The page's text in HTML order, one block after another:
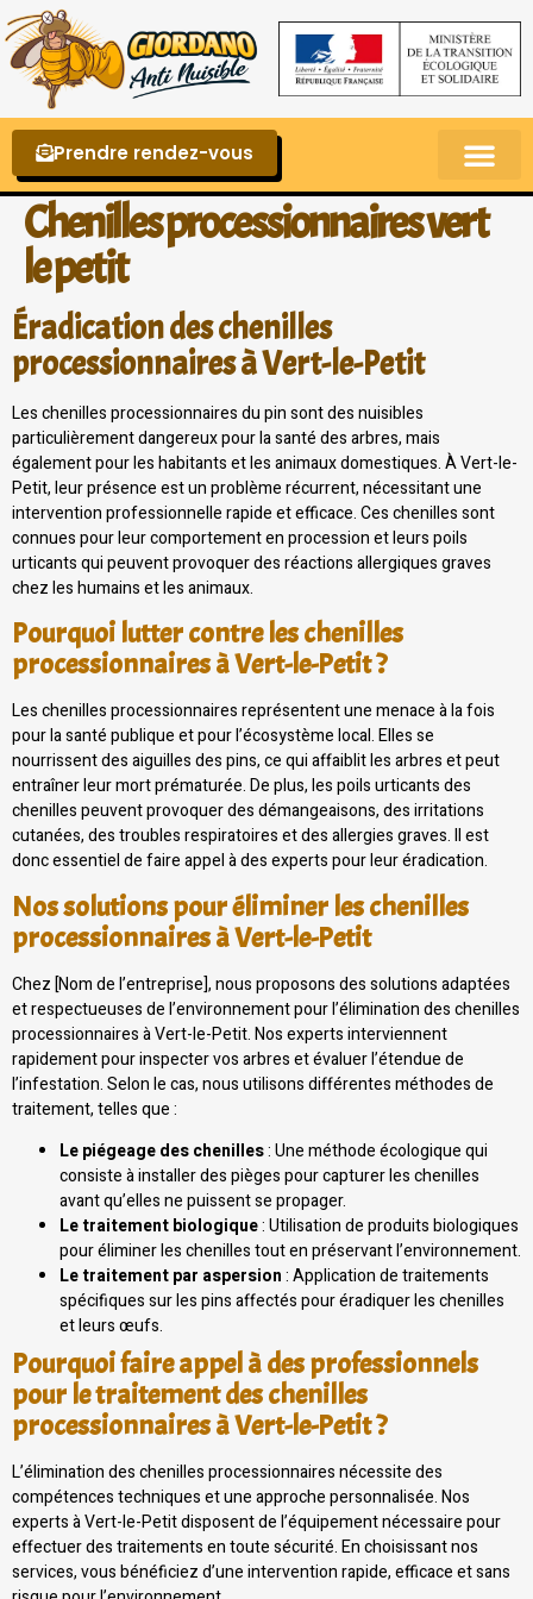
Prendre rendez-vous
Chenilles processionnaires vert
le petit
Éradication des chenilles
processionnaires à Vert-le-Petit
Les chenilles processionnaires du pin sont des nuisibles
particulièrement dangereux pour la santé des arbres, mais
également pour les habitants et les animaux domestiques. À Vert-le-
Petit, leur présence est un problème récurrent, nécessitant une
intervention professionnelle rapide et efficace. Ces chenilles sont
connues pour leur comportement en procession et leurs poils
urticants qui peuvent provoquer des réactions allergiques graves
chez les humains et les animaux.
Pourquoi lutter contre les chenilles
processionnaires à Vert-le-Petit ?
Les chenilles processionnaires représentent une menace à la fois
pour la santé publique et pour l’écosystème local. Elles se
nourrissent des aiguilles des pins, ce qui affaiblit les arbres et peut
entraîner leur mort prématurée. De plus, les poils urticants des
chenilles peuvent provoquer des démangeaisons, des irritations
cutanées, des troubles respiratoires et des allergies graves. Il est
donc essentiel de faire appel à des experts pour leur éradication.
Nos solutions pour éliminer les chenilles
processionnaires à Vert-le-Petit
Chez [Nom de l’entreprise], nous proposons des solutions adaptées
et respectueuses de l’environnement pour l’élimination des chenilles
processionnaires à Vert-le-Petit. Nos experts interviennent
rapidement pour inspecter vos arbres et évaluer l’étendue de
l’infestation. Selon le cas, nous utilisons différentes méthodes de
traitement, telles que :
Le piégeage des chenilles: Une méthode écologique qui
consiste à installer des pièges pour capturer les chenilles
avant qu’elles ne puissent se propager.
Le traitement biologique: Utilisation de produits biologiques
pour éliminer les chenilles tout en préservant l’environnement.
Le traitement par aspersion: Application de traitements
spécifiques sur les pins affectés pour éradiquer les chenilles
et leurs œufs.
Pourquoi faire appel à des professionnels
pour le traitement des chenilles
processionnaires à Vert-le-Petit ?
L’élimination des chenilles processionnaires nécessite des
compétences techniques et une approche personnalisée. Nos
experts à Vert-le-Petit disposent de l’équipement nécessaire pour
effectuer des traitements en toute sécurité. En choisissant nos
services, vous bénéficiez d’une intervention rapide, efficace et sans